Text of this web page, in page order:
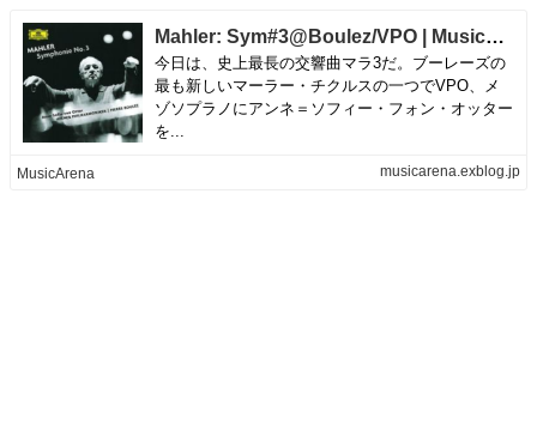
Mahler: Sym#3@Boulez/VPO | MusicArena
今日は、史上最長の交響曲マラ3だ。ブーレーズの
最も新しいマーラー・チクルスの一つでVPO、メ
ゾソプラノにアンネ＝ソフィー・フォン・オッター
を...
MusicArena musicarena.exblog.jp